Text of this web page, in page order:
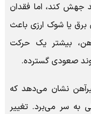
جهش کند، اما فقدان
یا شوک ارزی باعث
بیشتر یک حرکت
صعودی گسترده.
نشان می‌دهد که
به سر می‌برد. تغییر